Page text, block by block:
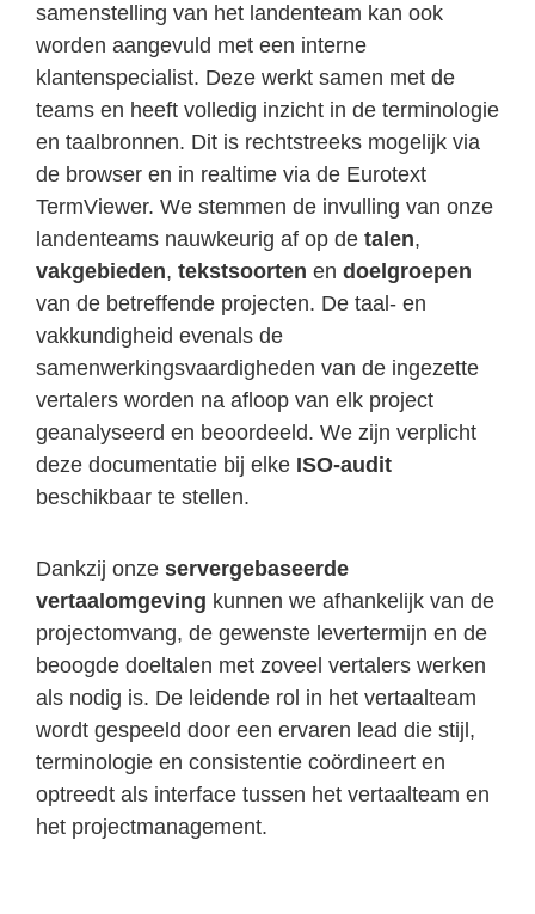
samenstelling van het landenteam kan ook
worden aangevuld met een interne
klantenspecialist. Deze werkt samen met de
teams en heeft volledig inzicht in de terminologie
en taalbronnen. Dit is rechtstreeks mogelijk via
de browser en in realtime via de Eurotext
TermViewer. We stemmen de invulling van onze
landenteams nauwkeurig af op de talen,
vakgebieden, tekstsoorten en doelgroepen
van de betreffende projecten. De taal- en
vakkundigheid evenals de
samenwerkingsvaardigheden van de ingezette
vertalers worden na afloop van elk project
geanalyseerd en beoordeeld. We zijn verplicht
deze documentatie bij elke ISO-audit
beschikbaar te stellen.
Dankzij onze servergebaseerde
vertaalomgeving kunnen we afhankelijk van de
projectomvang, de gewenste levertermijn en de
beoogde doeltalen met zoveel vertalers werken
als nodig is. De leidende rol in het vertaalteam
wordt gespeeld door een ervaren lead die stijl,
terminologie en consistentie coördineert en
optreedt als interface tussen het vertaalteam en
het projectmanagement.